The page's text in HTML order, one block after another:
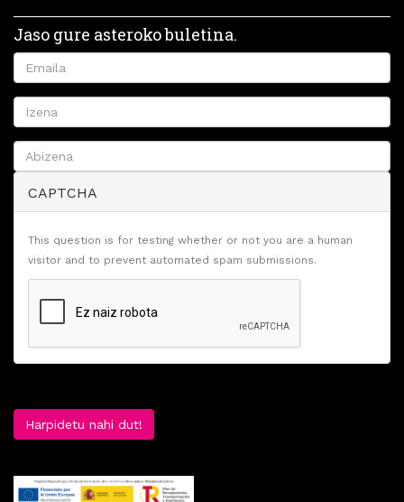
Jaso gure asteroko buletina.
CAPTCHA
This question is for testing whether or not you are a human
visitor and to prevent automated spam submissions.
Harpidetu nahi dut!